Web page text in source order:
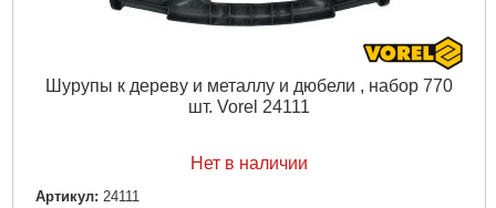
Шурупы к дереву и металлу и дюбели , набор 770
шт. Vorel 24111
Нет в наличии
Артикул: 24111